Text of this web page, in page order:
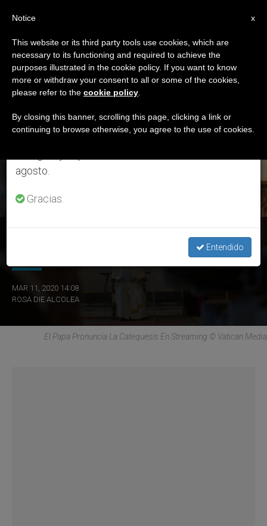
ETIQUETA
Posts Tagged ‘sed De
Dios’
ÚLTIMAS NOTICIAS
MAR 11, 2020 14:08
ROSA DIE ALCOLEA
El Papa Pronuncia La Catequesis En Streaming © Vatican Media
×
Aviso importante
Del 27 de julio al 7 de agosto haremos la pausa
anual, aprovechando que en el periodo de verano
se generan menos informaciones y también el
agosto.
Gracias.
Entendido
x
Notice
This website or its third party tools use cookies, which are
necessary to its functioning and required to achieve the
purposes illustrated in the cookie policy. If you want to know
more or withdraw your consent to all or some of the cookies,
please refer to the cookie policy
By closing this banner, scrolling this page, clicking a link or
continuing to browse otherwise, you agree to the use of cookies.